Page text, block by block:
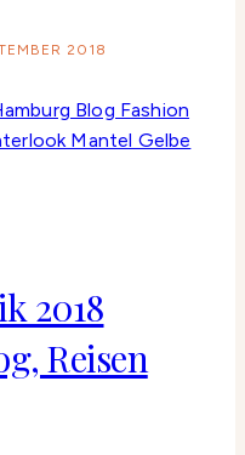
2018
2018
Reisen